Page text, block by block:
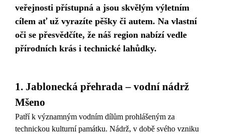
veřejnosti přístupná a jsou skvělým výletním
cílem ať už vyrazíte pěšky či autem. Na vlastní
oči se přesvědčíte, že náš region nabízí vedle
přírodních krás i technické lahůdky.
1. Jablonecká přehrada – vodní nádrž
Mšeno
Patří k významným vodním dílům prohlášeným za
technickou kulturní památku. Nádrž, v době svého vzniku